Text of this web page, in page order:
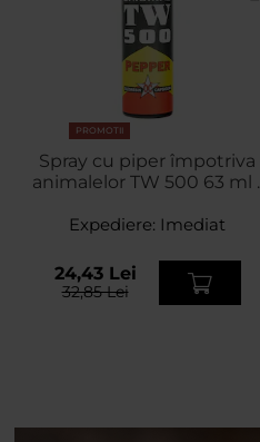
PROMOTII
Spray cu piper împotriva
animalelor TW 500 63 ml -
Expediere: Imediat
24,43 Lei
32,85 Lei